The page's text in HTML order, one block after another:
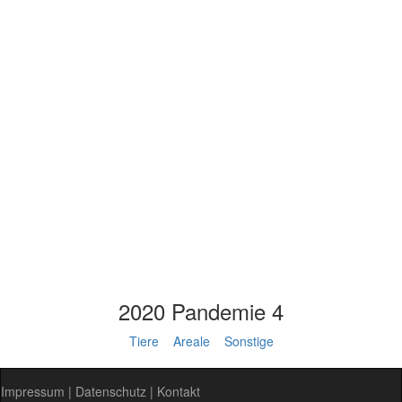
2020 Pandemie 4
Tiere Areale Sonstige
Impressum | Datenschutz | Kontakt